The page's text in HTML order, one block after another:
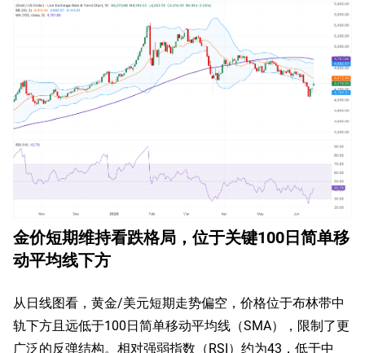
金价短期维持看跌格局，位于关键100日简单移
动平均线下方
从日线图看，黄金/美元短期走势偏空，价格位于布林带中
轨下方且远低于100日简单移动平均线（SMA），限制了更
广泛的反弹结构。相对强弱指数（RSI）约为43，低于中